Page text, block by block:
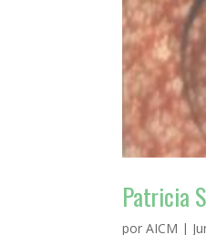
Patricia
porAICM |